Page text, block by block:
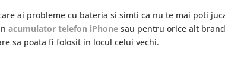
ai probleme cu bateria si simti ca nu te mai poti
acumulator telefon iPhone sau pentru orice alt
sa poata fi folosit in locul celui vechi.